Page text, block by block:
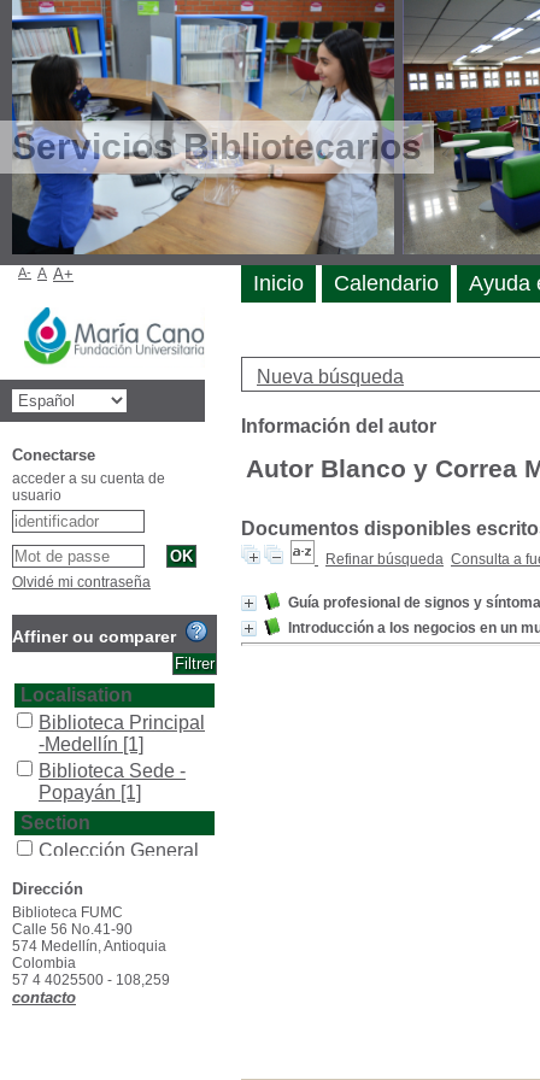
Servicios Bibliotecarios
Nueva búsqueda
Información del autor
Autor Blanco y Correa
Documentos disponibles
Refinar búsqueda Consulta a
Guía profesional de signos y
Introducción a los negocios en un
Inicio Calendario Ayuda
A- A A+
Conectarse
acceder a su cuenta de
usuario
Olvidé mi contraseña
Affiner ou comparer
Localisation
Biblioteca Principal
-Medellín [1]
Biblioteca Sede -
Popayán [1]
Section
Colección General
Type de document
texto impreso
Dirección
Biblioteca FUMC
Calle 56 No.41-90
574 Medellín, Antioquia
Colombia
57 4 4025500 - 108,259
contacto